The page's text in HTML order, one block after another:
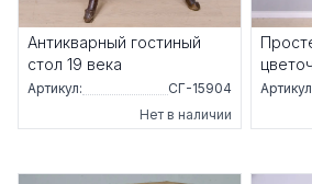
Антикварный гостиный
стол 19 века
Артикул:
СГ-15904
Нет в наличии